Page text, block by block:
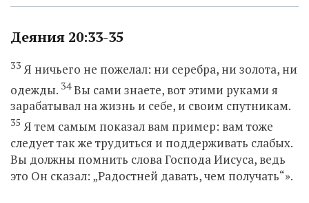
Деяния 20:33-35
33 Я ничьего не пожелал: ни серебра, ни золота, ни
одежды. 34Вы сами знаете, вот этими руками я
зарабатывал на жизнь и себе, и своим спутникам.
35 Я тем самым показал вам пример: вам тоже
следует так же трудиться и поддерживать слабых.
Вы должны помнить слова Господа Иисуса, ведь
это Он сказал: „Радостней давать, чем получать“».